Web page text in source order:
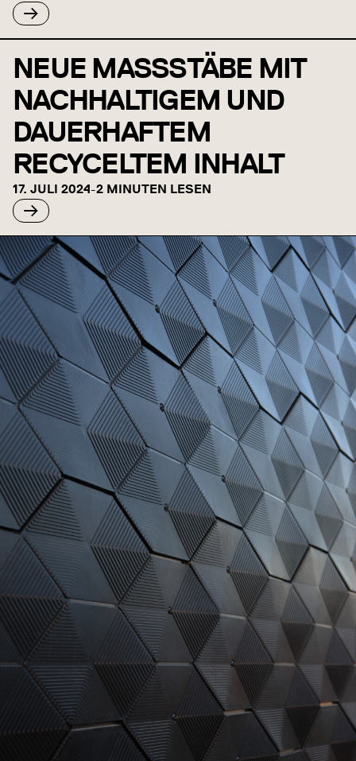
NEUE MASSSTÄBE MIT
NACHHALTIGEM UND
DAUERHAFTEM
RECYCELTEM INHALT
17. JULI 2024-2 MINUTEN LESEN